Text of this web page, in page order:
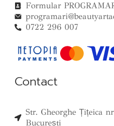
Formular
0722 296 007
Contact
Str. Gheorghe Țițeica
București